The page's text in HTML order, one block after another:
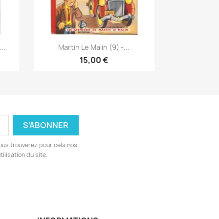
Aperçu rapide
Martin Le Malin (9) -...
15,00 €
trouverez pour cela nos
du site.